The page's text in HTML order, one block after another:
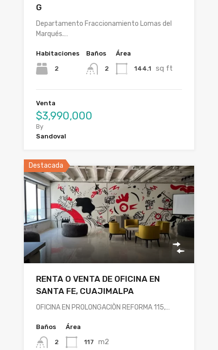
G
Departamento Fraccionamiento Lomas del
Marqués.…
Habitaciones
2
Baños
2
Área
144.1 sq ft
Venta
$3,990,000
By
Sandoval
Destacada
RENTA O VENTA DE OFICINA EN
SANTA FE, CUAJIMALPA
OFICINA EN PROLONGACIÒN REFORMA 115,…
Baños
2
Área
117 m2